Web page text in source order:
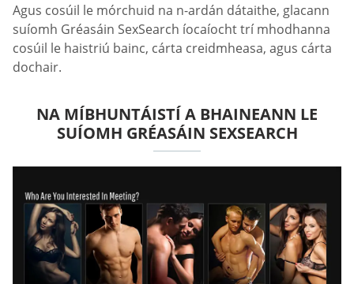
Agus cosúil le mórchuid na n-ardán dátaithe, glacann
suíomh Gréasáin SexSearch íocaíocht trí mhodhanna
cosúil le haistriú bainc, cárta creidmheasa, agus cárta
dochair.
NA MÍBHUNTÁISTÍ A BHAINEANN LE
SUÍOMH GRÉASÁIN SEXSEARCH